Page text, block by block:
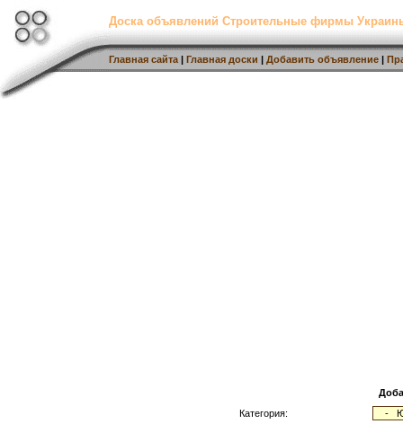
Доска объявлений Строительные фирмы
Главная сайта | Главная доски | Добавить объявление |
Категория: